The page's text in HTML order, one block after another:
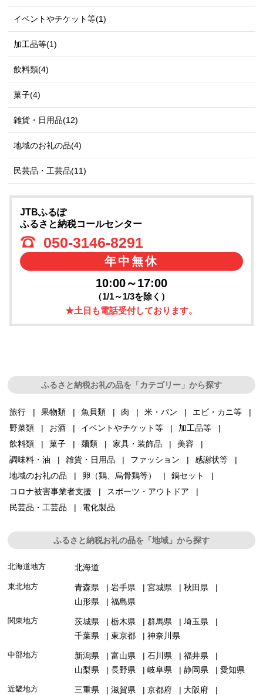
イベントやチケット等(1)
加工品等(1)
飲料類(4)
菓子(4)
雑貨・日用品(12)
地域のお礼の品(4)
民芸品・工芸品(11)
JTBふるぽ
ふるさと納税コールセンター
050-3146-8291
年中無休
10:00～17:00
（1/1～1/3を除く）
★土日も電話受付しております。
ふるさと納税お礼の品を「カテゴリー」から探す
旅行 果物類 魚貝類 肉 米・パン
エビ・カニ等
野菜類
お酒 イベントやチケット等
加工品等
飲料類
菓子 麺類 家具・装飾品
美容
調味料・油
雑貨・日用品 ファッション
感謝状等
地域のお礼の品
卵（鶏、烏骨鶏等）
鍋セット
コロナ被害事業者支援
スポーツ・アウトドア
民芸品・工芸品
電化製品
ふるさと納税お礼の品を「地域」から探す
北海道地方 北海道
東北地方 青森県 岩手県 宮城県
秋田県
山形県
福島県
関東地方 茨城県 栃木県 群馬県
埼玉県
千葉県
東京都 神奈川県
中部地方 新潟県 富山県 石川県
福井県
山梨県
長野県 岐阜県 静岡県 愛知県
近畿地方 三重県 滋賀県 京都府
大阪府